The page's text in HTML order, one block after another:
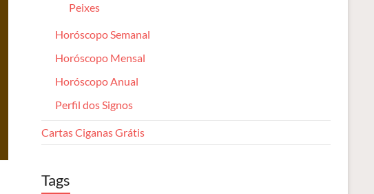
Peixes
Horóscopo Semanal
Horóscopo Mensal
Horóscopo Anual
Perfil dos Signos
Cartas Ciganas Grátis
Tags